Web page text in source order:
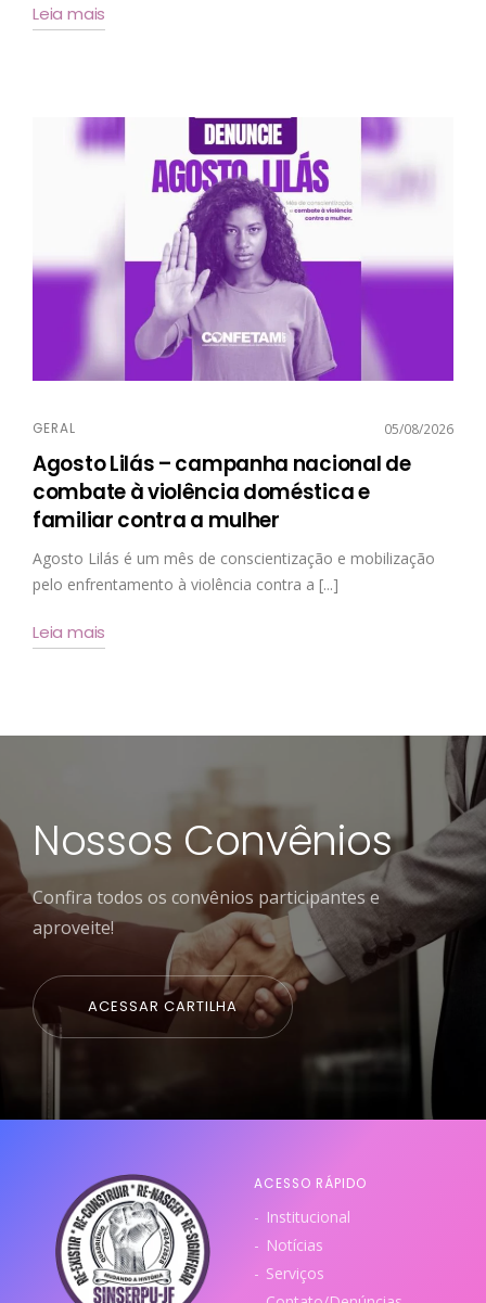
Leia mais
GERAL 05/08/2026
Agosto Lilás – campanha nacional de
combate à violência doméstica e
familiar contra a mulher
Agosto Lilás é um mês de conscientização e mobilização
pelo enfrentamento à violência contra a [...]
Leia mais
Nossos Convênios
Confira todos os convênios participantes e
aproveite!
ACESSAR CARTILHA
ACESSO RÁPIDO
Institucional
Notícias
Serviços